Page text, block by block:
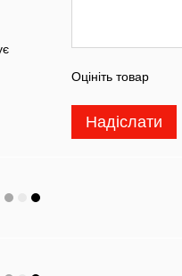
Оцініть товар
Надіслати